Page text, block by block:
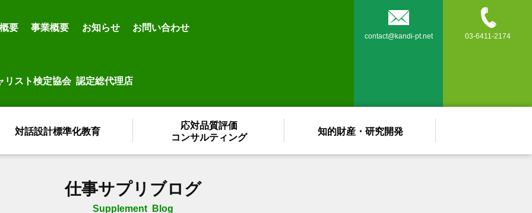
要 事業概要 お知らせ お問い合わせ
リスト検定協会 認定総代理店

contact@kandi-pt.net

03-6411-2174
対話設計標準化教育
応対品質評価
コンサルティング
知的財産・研究開発
仕事サプリブログ
Supplement Blog